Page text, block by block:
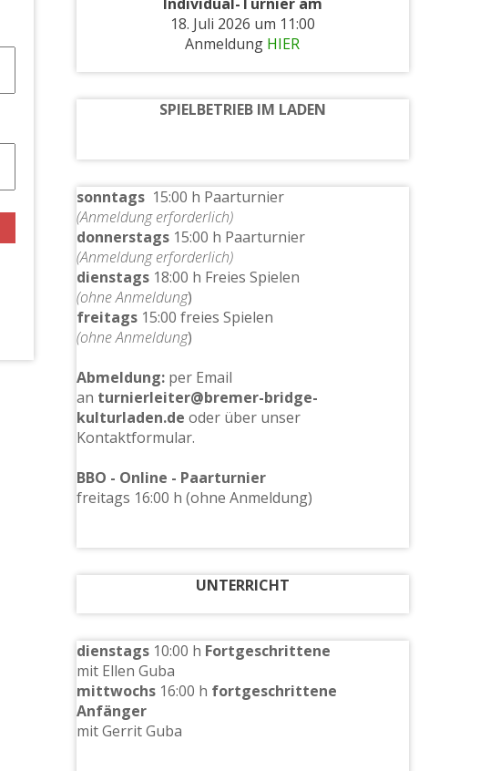
Individual-Turnier am
18. Juli 2026 um 11:00
Anmeldung HIER
SPIELBETRIEB IM LADEN
sonntags15:00 h Paarturnier
(Anmeldung erforderlich)
donnerstags15:00 h Paarturnier
(Anmeldung erforderlich)
dienstags18:00 h Freies Spielen
(ohne Anmeldung)
freitags15:00 freies Spielen
(ohne Anmeldung)
Abmeldung: per Email
an turnierleiter@bremer-bridge-
kulturladen.de oder über unser
Kontaktformular.
BBO - Online - Paarturnier
freitags 16:00 h (ohne Anmeldung)
UNTERRICHT
dienstags10:00 h Fortgeschrittene
mit Ellen Guba
mittwochs 16:00 h fortgeschrittene
Anfänger
mit Gerrit Guba